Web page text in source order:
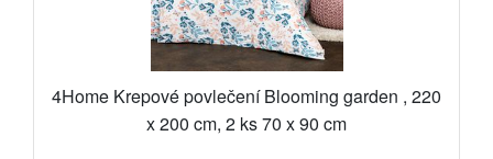
4Home Krepové povlečení Blooming garden , 220
x 200 cm, 2 ks 70 x 90 cm